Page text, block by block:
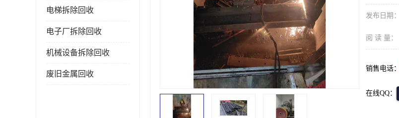
电梯拆除回收
电子厂拆除回收
机械设备拆除回收
废旧金属回收
发布日期：
阅 读 量：
销售电话：
在线QQ：